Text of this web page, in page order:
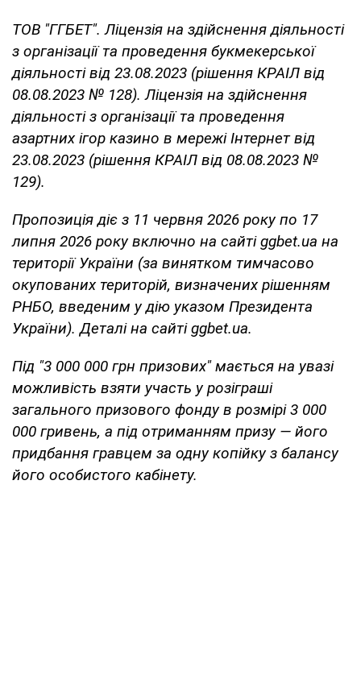
ТОВ "ГГБЕТ". Ліцензія на здійснення діяльності
з організації та проведення букмекерської
діяльності від 23.08.2023 (рішення КРАІЛ від
08.08.2023 № 128). Ліцензія на здійснення
діяльності з організації та проведення
азартних ігор казино в мережі Інтернет від
23.08.2023 (рішення КРАІЛ від 08.08.2023 №
129).
Пропозиція діє з 11 червня 2026 року по 17
липня 2026 року включно на сайті ggbet.ua на
території України (за винятком тимчасово
окупованих територій, визначених рішенням
РНБО, введеним у дію указом Президента
України). Деталі на сайті ggbet.ua.
Під "3 000 000 грн призових" мається на увазі
можливість взяти участь у розіграші
загального призового фонду в розмірі 3 000
000 гривень, а під отриманням призу — його
придбання гравцем за одну копійку з балансу
його особистого кабінету.